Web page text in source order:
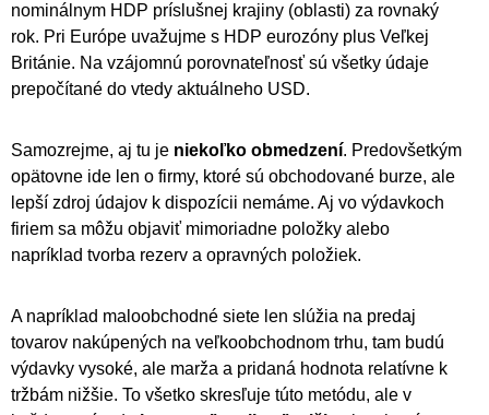
nominálnym HDP príslušnej krajiny (oblasti) za rovnaký
rok. Pri Európe uvažujme s HDP eurozóny plus Veľkej
Británie. Na vzájomnú porovnateľnosť sú všetky údaje
prepočítané do vtedy aktuálneho USD.
Samozrejme, aj tu je niekoľko obmedzení. Predovšetkým
opätovne ide len o firmy, ktoré sú obchodované burze, ale
lepší zdroj údajov k dispozícii nemáme. Aj vo výdavkoch
firiem sa môžu objaviť mimoriadne položky alebo
napríklad tvorba rezerv a opravných položiek.
A napríklad maloobchodné siete len slúžia na predaj
tovarov nakúpených na veľkoobchodnom trhu, tam budú
výdavky vysoké, ale marža a pridaná hodnota relatívne k
tržbám nižšie. To všetko skresľuje túto metódu, ale v